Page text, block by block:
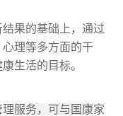
果的基础上，通过
理等多方面的干
生活的目标。
理服务，可与国康家